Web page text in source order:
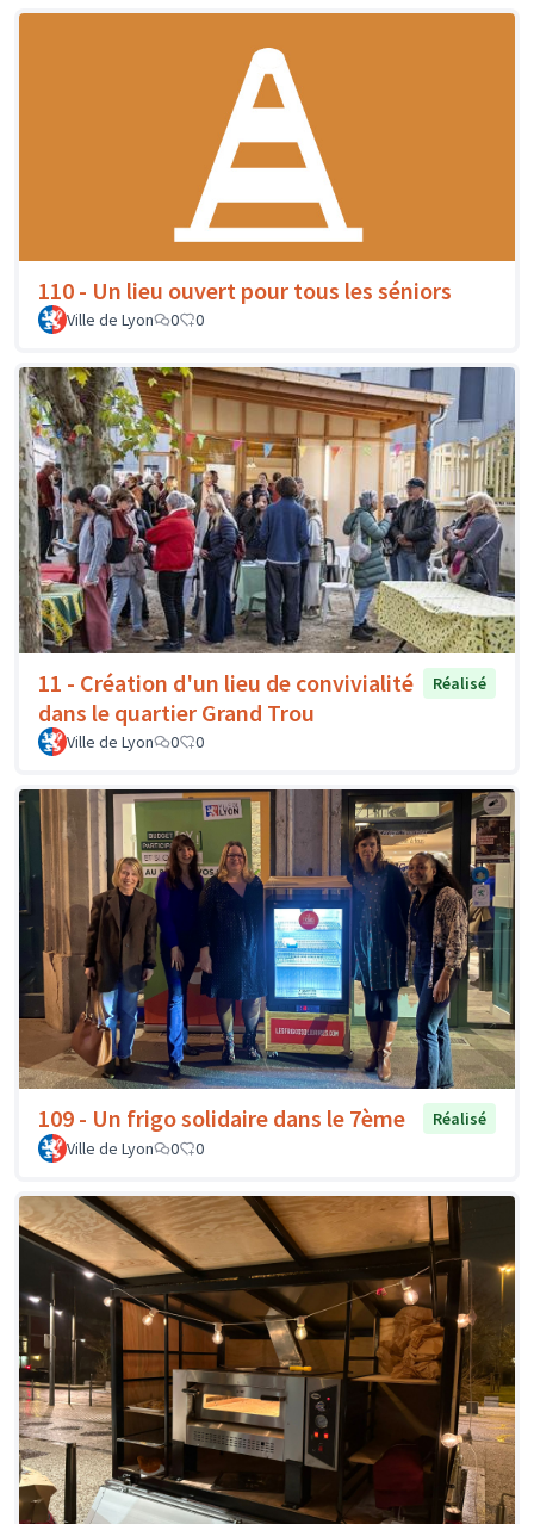
110 - Un lieu ouvert pour tous les séniors
Ville de Lyon 0 0
11 - Création d'un lieu de convivialité
dans le quartier Grand Trou
Réalisé
Ville de Lyon 0 0
109 - Un frigo solidaire dans le 7ème
Réalisé
Ville de Lyon
0 0